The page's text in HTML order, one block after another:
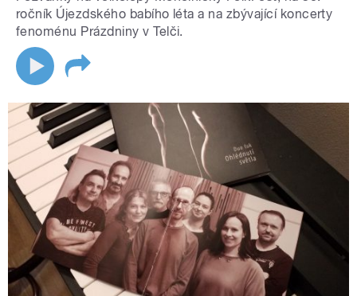
ročník Újezdského babího léta a na zbývající koncerty
fenoménu Prázdniny v Telči.